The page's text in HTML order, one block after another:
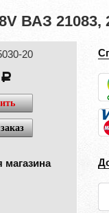
ВАЗ 21083,
20
a
магазина